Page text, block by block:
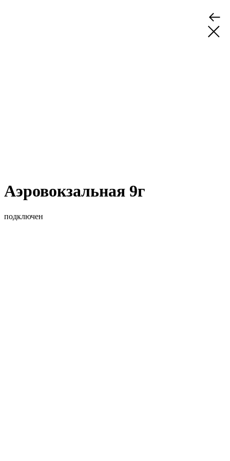
Аэровокзальная 9г
подключен